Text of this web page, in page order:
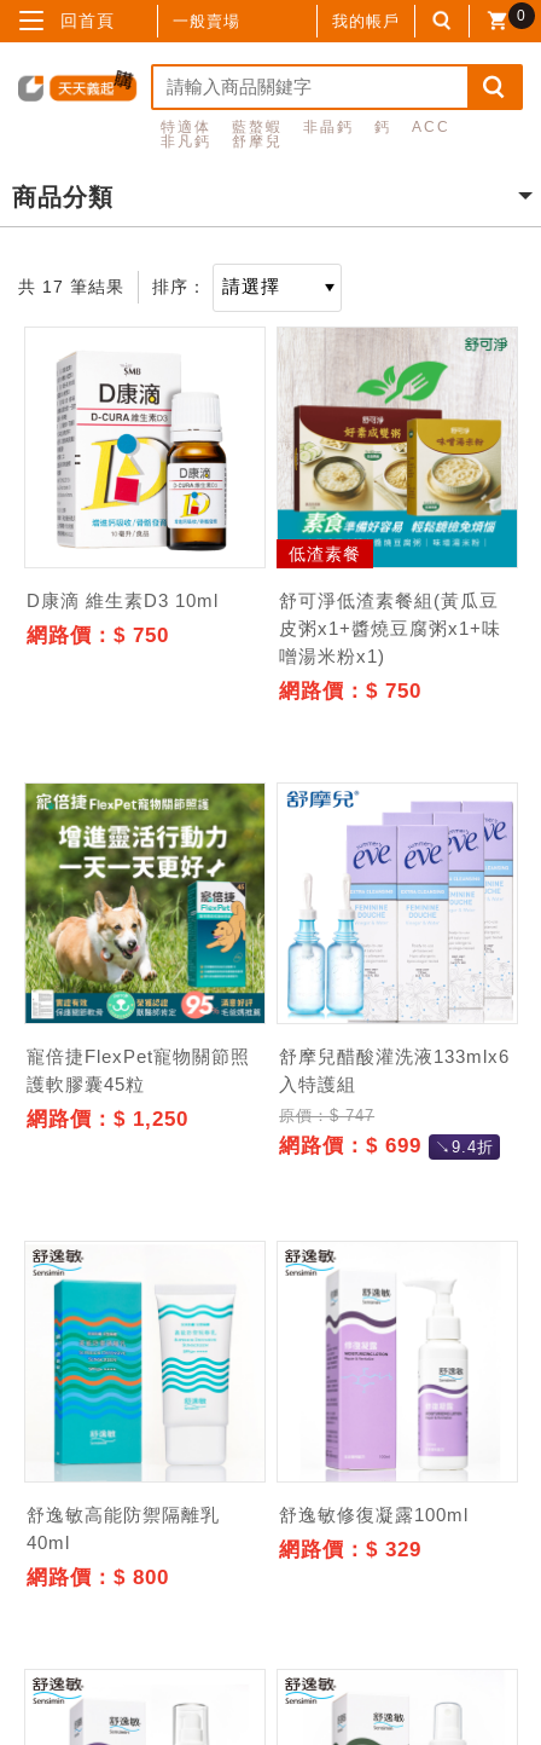
回首頁 一般賣場 我的帳戶 0
特適体 藍螯蝦 非晶鈣 鈣
ACC
非凡鈣
舒摩兒
商品分類
共 17 筆結果 排序：
D康滴 維生素D3 10ml
網路價：$ 750
低渣素餐
舒可淨低渣素餐組(黃瓜豆
皮粥x1+醬燒豆腐粥x1+味
噌湯米粉x1)
網路價：$ 750
寵倍捷FlexPet寵物關節照
護軟膠囊45粒
網路價：$ 1,250
舒摩兒醋酸灌洗液133mlx6
入特護組
原價：$ 747
網路價：$ 699 ↘9.4折
舒逸敏高能防禦隔離乳
40ml
網路價：$ 800
舒逸敏修復凝露100ml
網路價：$ 329